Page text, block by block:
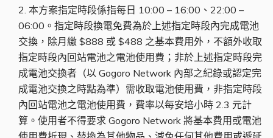
本方案指定時段係指每日 10:00 – 16:00、22:00 –
06:00。指定時段換電免費為於上述指定時段內完成電池
交換，除月繳 $888 或 $488 之基本費用外，不額外收取
指定時段內回站電池之電池使用費；非於上述指定時段完
成電池交換者（以 Gogoro Network 內部之紀錄或認定完
成電池交換之時點為準）需收取電池使用費，非指定時段
內回站電池之電池使用費，費率以每安培小時 2.3 元計
算。使用者不得要求 Gogoro Network 將基本費用或電池